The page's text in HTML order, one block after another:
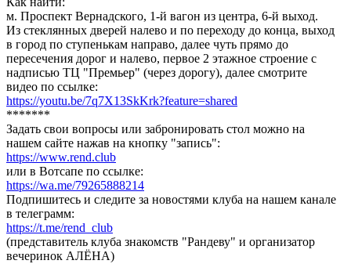
м. Проспект Вернадского, 1-й вагон из центра, 6-й выход.
Из стеклянных дверей налево и по переходу до конца, выход
в город по ступенькам направо, далее чуть прямо до
пересечения дорог и налево, первое 2 этажное строение с
надписью ТЦ "Премьер" (через дорогу), далее смотрите
видео по ссылке:
https://youtu.be/7q7X13SkKrk?feature=shared
*******
Задать свои вопросы или забронировать стол можно на
нашем сайте нажав на кнопку "запись":
https://www.rend.club
или в Вотсапе по ссылке:
https://wa.me/79265888214
Подпишитесь и следите за новостями клуба на нашем канале
в телеграмм:
https://t.me/rend_club
(представитель клуба знакомств "Рандеву" и организатор
вечеринок АЛЁНА)